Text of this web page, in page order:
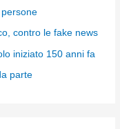
contro le fake news
iniziato 150 anni fa
parte